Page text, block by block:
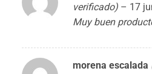
verificado) – 17
Muy buen
morena escalada